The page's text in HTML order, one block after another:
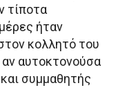
τίποτα
ήταν
κολλητό του
αν αυτοκτονούσα
συμμαθητής